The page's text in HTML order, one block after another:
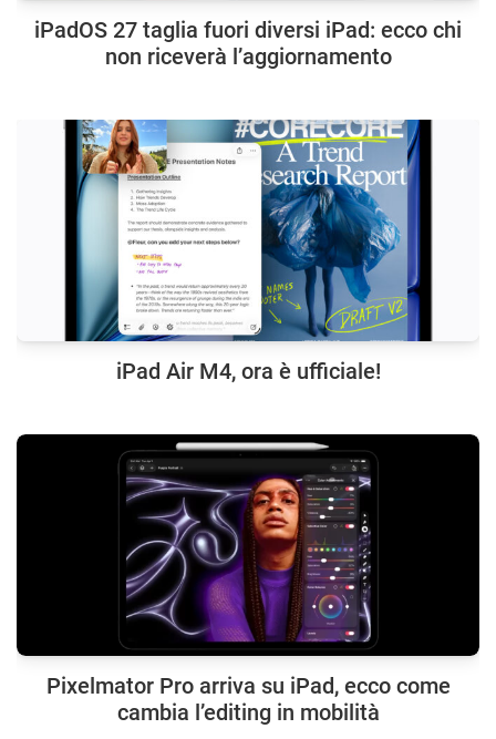
iPadOS 27 taglia fuori diversi iPad: ecco chi
non riceverà l’aggiornamento
iPad Air M4, ora è ufficiale!
Pixelmator Pro arriva su iPad, ecco come
cambia l’editing in mobilità